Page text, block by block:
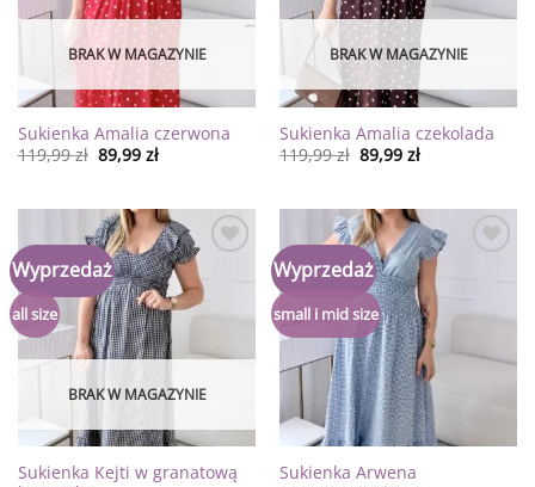
BRAK W MAGAZYNIE
Sukienka Amalia czerwona
119,99zł 89,99 zł
BRAK W MAGAZYNIE
Sukienka Amalia czekolada
119,99zł 89,99 zł
Wyprzedaż
all size
życzeń
BRAK W MAGAZYNIE
Sukienka Kejti w granatową
Wyprzedaż
small i mid size
życzeń
Sukienka Arwena